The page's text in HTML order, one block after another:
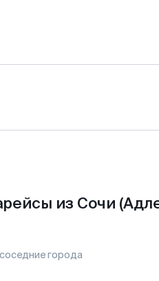
из Сочи
города